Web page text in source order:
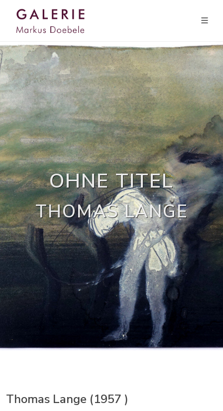
OHNE TITEL
THOMAS LANGE
Thomas Lange (1957 )